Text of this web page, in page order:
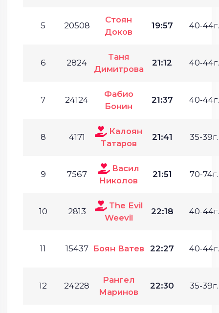
5 20508
Стоян
Доков
19:57 40-44г.
6 2824
Таня
Димитрова
21:12 40-44г.
7 24124
Фабио
Бонин
21:37 40-44г.
8 4171
Калоян
Татаров
21:41 35-39г.
9 7567
Васил
Николов
21:51 70-74г.
10 2813
The Evil
Weevil
22:18 40-44г.
11 15437 Боян Ватев 22:27 40-44г.
12 24228
Рангел
Маринов
22:30 35-39г.